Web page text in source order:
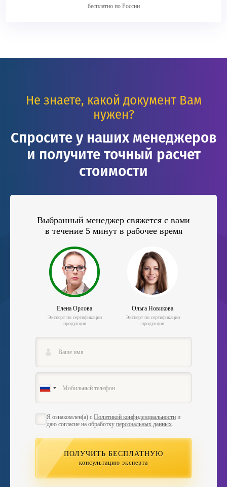
бесплатно по России
Не знаете, какой документ Вам
нужен?
Спросите у наших менеджеров
и получите точный расчет
стоимости
Выбранный менеджер свяжется с вами
в течение 5 минут в рабочее время
Елена Орлова
Эксперт по сертификации
продукции
Ольга Новикова
Эксперт по сертификации
продукции
Я ознакомлен(а) с Политикой конфиденциальности и
даю согласие на обработку персональных данных.
ПОЛУЧИТЬ БЕСПЛАТНУЮ
консультацию эксперта